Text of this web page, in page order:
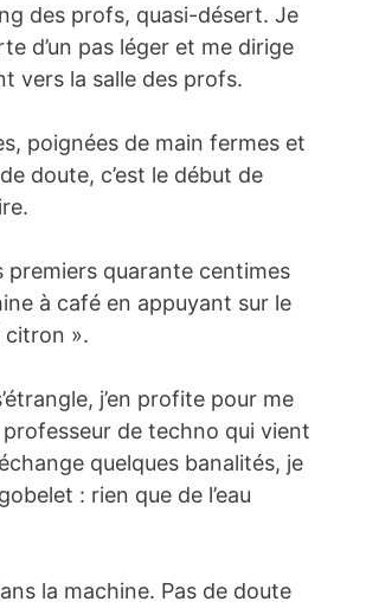
des profs, quasi-désert. Je
d’un pas léger et me dirige
vers la salle des profs.
poignées de main fermes et
doute, c’est le début de
premiers quarante centimes
à café en appuyant sur le
citron ».
j’en profite pour me
de techno qui vient
quelques banalités, je
: rien que de l’eau
la machine. Pas de doute